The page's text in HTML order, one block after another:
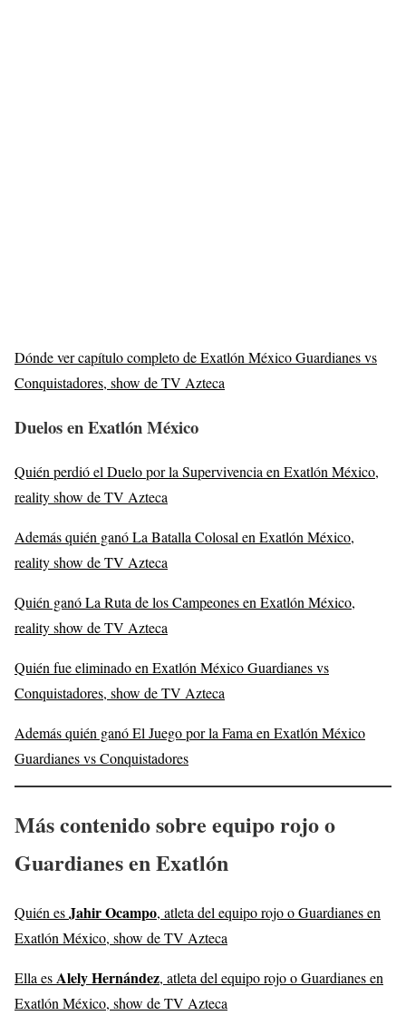
Dónde ver capítulo completo de Exatlón México Guardianes vs
Conquistadores, show de TV Azteca
Duelos en Exatlón México
Quién perdió el Duelo por la Supervivencia en Exatlón México,
reality show de TV Azteca
Además quién ganó La Batalla Colosal en Exatlón México,
reality show de TV Azteca
Quién ganó La Ruta de los Campeones en Exatlón México,
reality show de TV Azteca
Quién fue eliminado en Exatlón México Guardianes vs
Conquistadores, show de TV Azteca
Además quién ganó El Juego por la Fama en Exatlón México
Guardianes vs Conquistadores
Más contenido sobre equipo rojo o
Guardianes en Exatlón
Quién esJahir Ocampo, atleta del equipo rojo o Guardianes en
Exatlón México, show de TV Azteca
Ella esAlely Hernández, atleta del equipo rojo o Guardianes en
Exatlón México, show de TV Azteca